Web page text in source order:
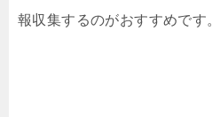
報収集するのがおすすめです